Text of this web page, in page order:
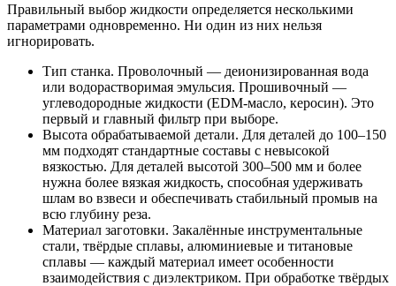
Правильный выбор жидкости определяется несколькими
параметрами одновременно. Ни один из них нельзя
игнорировать.
Тип станка. Проволочный — деионизированная вода
или водорастворимая эмульсия. Прошивочный —
углеводородные жидкости (EDM-масло, керосин). Это
первый и главный фильтр при выборе.
Высота обрабатываемой детали. Для деталей до 100–150
мм подходят стандартные составы с невысокой
вязкостью. Для деталей высотой 300–500 мм и более
нужна более вязкая жидкость, способная удерживать
шлам во взвеси и обеспечивать стабильный промыв на
всю глубину реза.
Материал заготовки. Закалённые инструментальные
стали, твёрдые сплавы, алюминиевые и титановые
сплавы — каждый материал имеет особенности
взаимодействия с диэлектриком. При обработке твёрдых